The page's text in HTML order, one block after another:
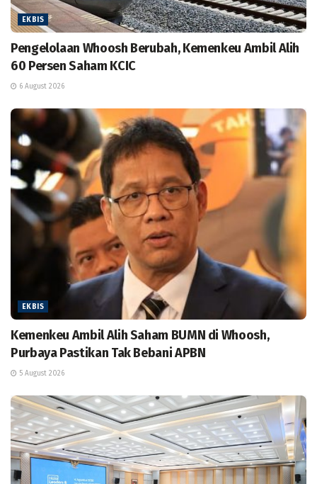
EKBIS
Pengelolaan Whoosh Berubah, Kemenkeu Ambil Alih
60 Persen Saham KCIC
6 August 2026
EKBIS
Kemenkeu Ambil Alih Saham BUMN di Whoosh,
Purbaya Pastikan Tak Bebani APBN
5 August 2026